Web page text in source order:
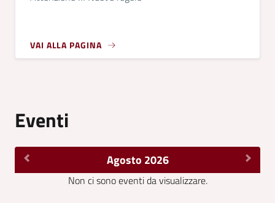
VAI ALLA PAGINA
Eventi
Agosto 2026
Non ci sono eventi da visualizzare.